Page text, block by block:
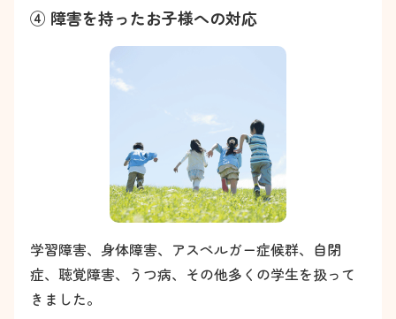
④ 障害を持ったお子様への対応
学習障害、身体障害、アスペルガー症候群、自閉
症、聴覚障害、うつ病、その他多くの学生を扱って
きました。